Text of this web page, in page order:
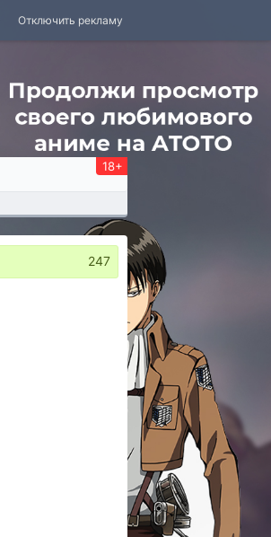
Отключить рекламу
18+
247